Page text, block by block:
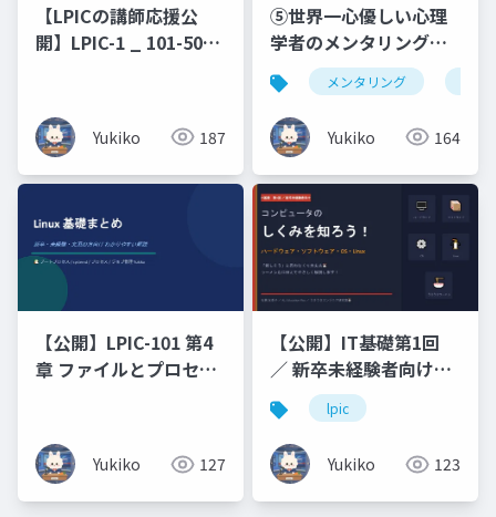
【LPICの講師応援公
開】LPIC-1 _ 101-500
ンジニアのための 7 日
間集中研修）コマンド
暗記ではなく、なぜそ
する編
Yukiko 187
⑤世界一心優しい心理
学者のメンタリング・
フレーズ集ビジネス編
× 恋人編 × 浄土真宗の
こころ _ Business ・
Romance ・ Words of
Buddhist
Compassion
メンタリング
Yukiko 164
【公開】LPIC-101 第4
章 ファイルとプロセス
Yukiko 127
【公開】IT基礎第1回
／ 新卒未経験者向けコ
ンピュータのしくみを
知ろう！ハードウェ
ア・ソフトウェア・
OS・Linux「難しそ
う」と思わなくて大丈
lpic
Yukiko 123